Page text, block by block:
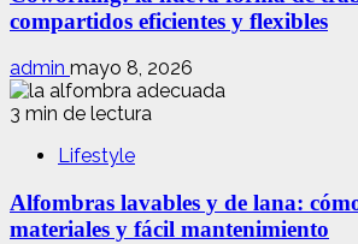
compartidos eficientes y flexibles
admin mayo 8, 2026
3 min de lectura
Lifestyle
Alfombras lavables y de lana:
materiales y fácil mantenimiento